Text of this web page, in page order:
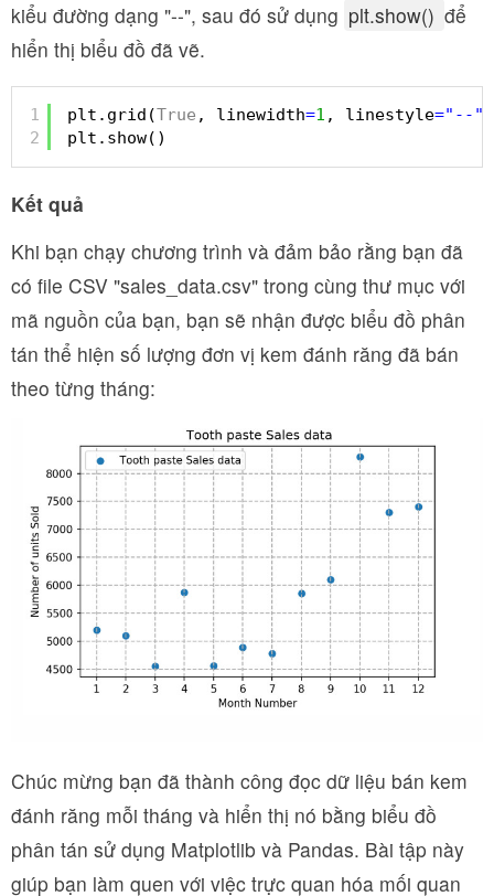
kiểu đường dạng "--", sau đó sử dụng plt.show() để
hiển thị biểu đồ đã vẽ.
1
2
plt.grid(True , linewidth=1 , linestyle="--"
plt.show()
Kết quả
Khi bạn chạy chương trình và đảm bảo rằng bạn đã
có file CSV "sales_data.csv" trong cùng thư mục với
mã nguồn của bạn, bạn sẽ nhận được biểu đồ phân
tán thể hiện số lượng đơn vị kem đánh răng đã bán
theo từng tháng:
Chúc mừng bạn đã thành công đọc dữ liệu bán kem
đánh răng mỗi tháng và hiển thị nó bằng biểu đồ
phân tán sử dụng Matplotlib và Pandas. Bài tập này
giúp bạn làm quen với việc trực quan hóa mối quan